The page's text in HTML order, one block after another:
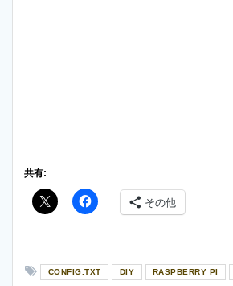
共有:
その他
CONFIG.TXT DIY RASPBERRY PI